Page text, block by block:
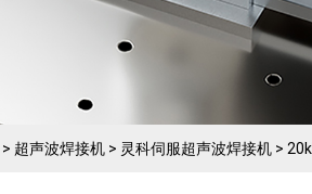
> 超声波焊接机 > 灵科伺服超声波焊接机 >